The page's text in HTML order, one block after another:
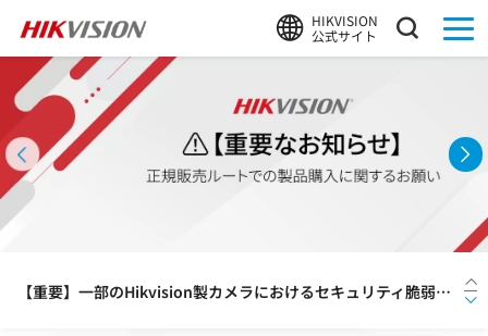
HIKVISION
公式サイト
HIKVISION、熊検知AIアルゴリズム搭載カメラによる実証を支援
【重要】一部のHikvision製カメラにおけるセキュリティ脆弱性に関するお知らせと対応のお願い